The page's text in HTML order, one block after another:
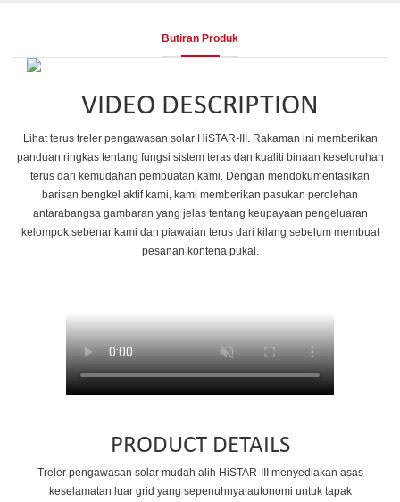
Butiran Produk
VIDEO DESCRIPTION
Lihat terus treler pengawasan solar HiSTAR-III. Rakaman ini memberikan
panduan ringkas tentang fungsi sistem teras dan kualiti binaan keseluruhan
terus dari kemudahan pembuatan kami. Dengan mendokumentasikan
barisan bengkel aktif kami, kami memberikan pasukan perolehan
antarabangsa gambaran yang jelas tentang keupayaan pengeluaran
kelompok sebenar kami dan piawaian terus dari kilang sebelum membuat
pesanan kontena pukal.
PRODUCT DETAILS
Treler pengawasan solar mudah alih HiSTAR-III menyediakan asas
keselamatan luar grid yang sepenuhnya autonomi untuk tapak